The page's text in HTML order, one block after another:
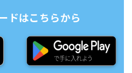
ドはこちらから